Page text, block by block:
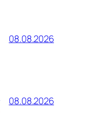
08.08.2026
08.08.2026